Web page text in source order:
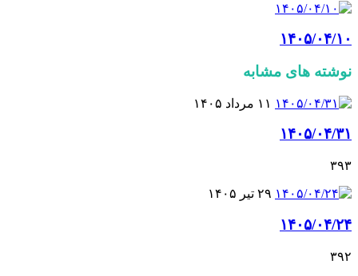
۱۴۰۵/۰۴/۱۰
نوشته های مشابه
۱۱ مرداد ۱۴۰۵
۱۴۰۵/۰۴/۳۱
۳۹۳
۲۹ تیر ۱۴۰۵
۱۴۰۵/۰۴/۲۴
۳۹۲